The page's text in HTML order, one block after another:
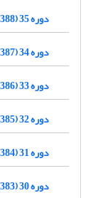
دوره 35 (1388)
دوره 34 (1387)
دوره 33 (1386)
دوره 32 (1385)
دوره 31 (1384)
دوره 30 (1383)